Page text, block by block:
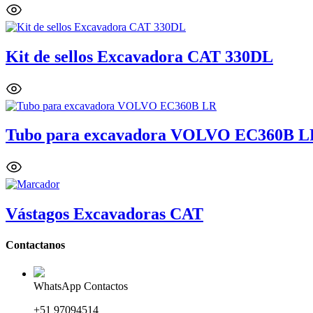
Kit de sellos Excavadora CAT 330DL
Tubo para excavadora VOLVO EC360B
Vástagos Excavadoras CAT
Contactanos
WhatsApp Contactos
+51 97094514